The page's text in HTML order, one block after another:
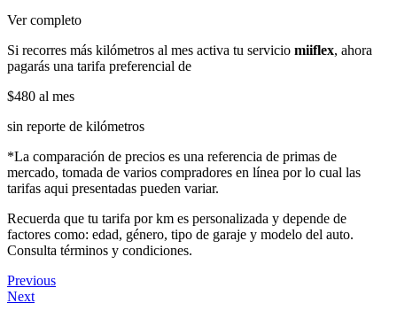
Ver completo
Si recorres más kilómetros al mes activa tu servicio miiflex, ahora
pagarás una tarifa preferencial de
$480 al mes
sin reporte de kilómetros
*La comparación de precios es una referencia de primas de
mercado, tomada de varios compradores en línea por lo cual las
tarifas aqui presentadas pueden variar.
Recuerda que tu tarifa por km es personalizada y depende de
factores como: edad, género, tipo de garaje y modelo del auto.
Consulta términos y condiciones.
Previous
Next